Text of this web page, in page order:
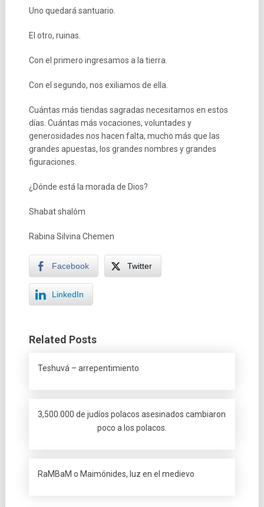
Uno quedará santuario.
El otro, ruinas.
Con el primero ingresamos a la tierra.
Con el segundo, nos exiliamos de ella.
Cuántas más tiendas sagradas necesitamos en estos
días. Cuántas más vocaciones, voluntades y
generosidades nos hacen falta, mucho más que las
grandes apuestas, los grandes nombres y grandes
figuraciones.
¿Dónde está la morada de Dios?
Shabat shalóm
Rabina Silvina Chemen
Facebook Twitter
LinkedIn
Related Posts
Teshuvá – arrepentimiento
3,500.000 de judíos polacos asesinados cambiaron
poco a los polacos.
RaMBaM o Maimónides, luz en el medievo